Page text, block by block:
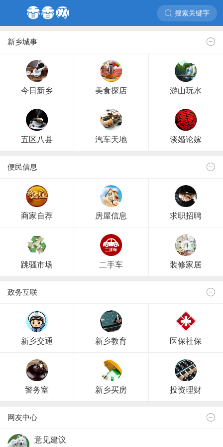
搜索关键字
新乡城事
今日新乡 美食探店 游山玩水
五区八县 汽车天地 谈婚论嫁
便民信息
商家自荐 房屋信息 求职招聘
跳骚市场 二手车 装修家居
政务互联
新乡交通 新乡教育 医保社保
警务室 新乡买房 投资理财
网友中心
意见建议